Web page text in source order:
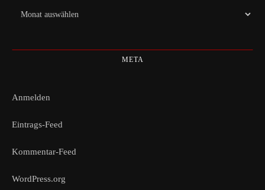
Archiv
META
Anmelden
Eintrags-Feed
Kommentar-Feed
WordPress.org